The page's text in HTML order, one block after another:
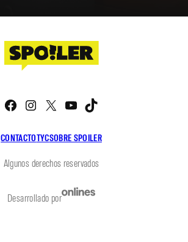
CONTACTOTYCSOBRE SPOILER
Facebook
Instagram
X YouTube
Algunos derechos reservados
Desarrollado por